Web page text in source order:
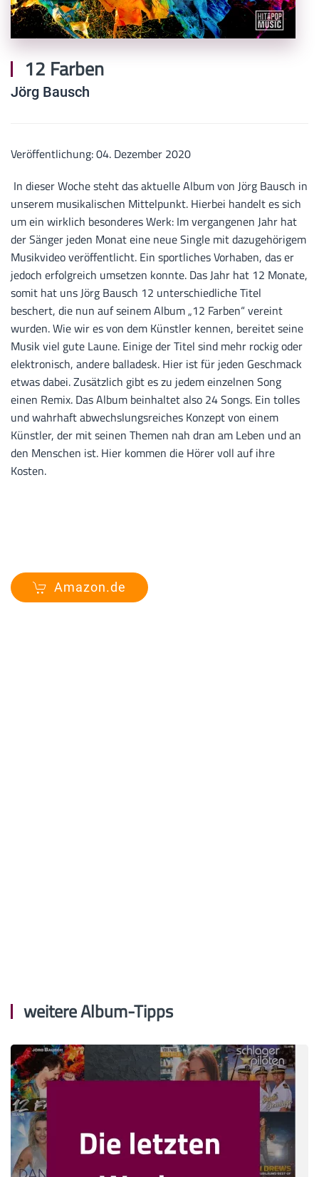
12 Farben
Jörg Bausch
Veröffentlichung: 04. Dezember 2020
In dieser Woche steht das aktuelle Album von Jörg Bausch in
unserem musikalischen Mittelpunkt. Hierbei handelt es sich
um ein wirklich besonderes Werk: Im vergangenen Jahr hat
der Sänger jeden Monat eine neue Single mit dazugehörigem
Musikvideo veröffentlicht. Ein sportliches Vorhaben, das er
jedoch erfolgreich umsetzen konnte. Das Jahr hat 12 Monate,
somit hat uns Jörg Bausch 12 unterschiedliche Titel
beschert, die nun auf seinem Album „12 Farben“ vereint
wurden. Wie wir es von dem Künstler kennen, bereitet seine
Musik viel gute Laune. Einige der Titel sind mehr rockig oder
elektronisch, andere balladesk. Hier ist für jeden Geschmack
etwas dabei. Zusätzlich gibt es zu jedem einzelnen Song
einen Remix. Das Album beinhaltet also 24 Songs. Ein tolles
und wahrhaft abwechslungsreiches Konzept von einem
Künstler, der mit seinen Themen nah dran am Leben und an
den Menschen ist. Hier kommen die Hörer voll auf ihre
Kosten.
Amazon.de
weitere Album-Tipps